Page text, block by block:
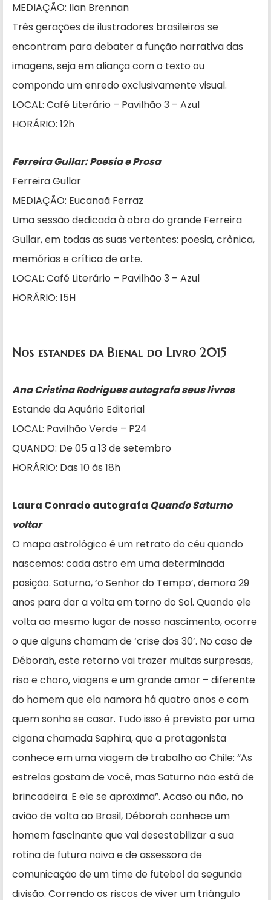
MEDIAÇÃO: Ilan Brennan
Três gerações de ilustradores brasileiros se
encontram para debater a função narrativa das
imagens, seja em aliança com o texto ou
compondo um enredo exclusivamente visual.
LOCAL: Café Literário – Pavilhão 3 – Azul
HORÁRIO: 12h
Ferreira Gullar: Poesia e Prosa
Ferreira Gullar
MEDIAÇÃO: Eucanaã Ferraz
Uma sessão dedicada à obra do grande Ferreira
Gullar, em todas as suas vertentes: poesia, crônica,
memórias e crítica de arte.
LOCAL: Café Literário – Pavilhão 3 – Azul
HORÁRIO: 15H
Nos estandes da Bienal do Livro 2015
Ana Cristina Rodrigues autografa seus livros
Estande da Aquário Editorial
LOCAL: Pavilhão Verde – P24
QUANDO: De 05 a 13 de setembro
HORÁRIO: Das 10 às 18h
Laura Conrado autografa Quando Saturno
voltar
O mapa astrológico é um retrato do céu quando
nascemos: cada astro em uma determinada
posição. Saturno, ‘o Senhor do Tempo’, demora 29
anos para dar a volta em torno do Sol. Quando ele
volta ao mesmo lugar de nosso nascimento, ocorre
o que alguns chamam de ‘crise dos 30’. No caso de
Déborah, este retorno vai trazer muitas surpresas,
riso e choro, viagens e um grande amor – diferente
do homem que ela namora há quatro anos e com
quem sonha se casar. Tudo isso é previsto por uma
cigana chamada Saphira, que a protagonista
conhece em uma viagem de trabalho ao Chile: “As
estrelas gostam de você, mas Saturno não está de
brincadeira. E ele se aproxima”. Acaso ou não, no
avião de volta ao Brasil, Déborah conhece um
homem fascinante que vai desestabilizar a sua
rotina de futura noiva e de assessora de
comunicação de um time de futebol da segunda
divisão. Correndo os riscos de viver um triângulo